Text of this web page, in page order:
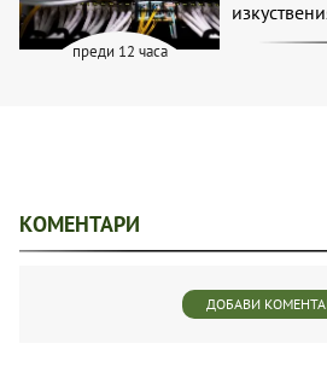
преди 12 часа
КОМЕНТАРИ
ДОБАВИ